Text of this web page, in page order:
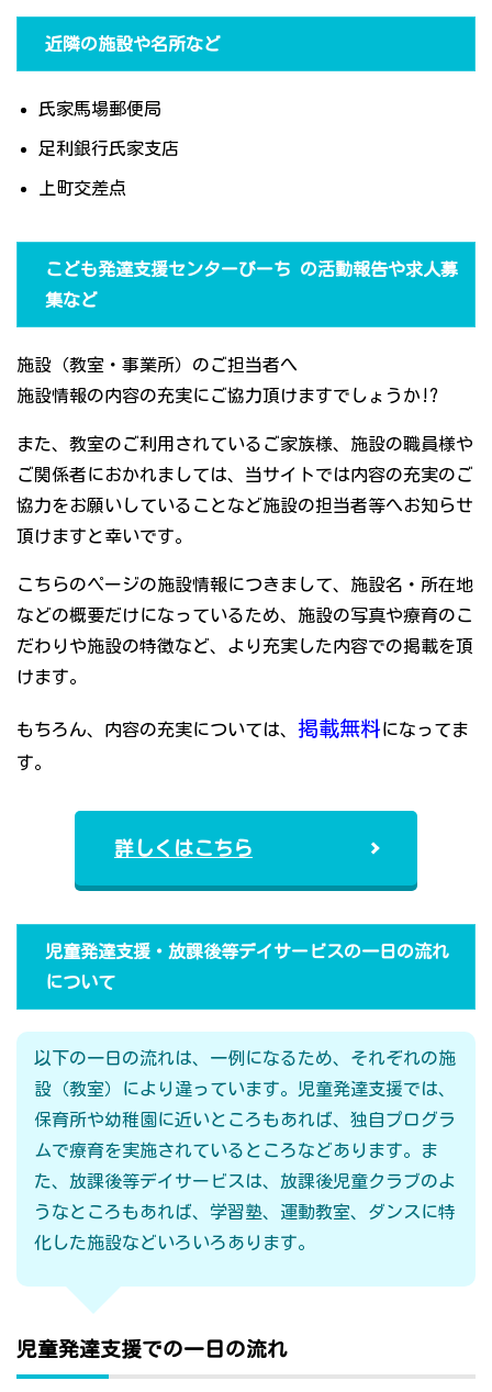
近隣の施設や名所など
氏家馬場郵便局
足利銀行氏家支店
上町交差点
こども発達支援センターぴーち の活動報告や求人募
集など
施設（教室・事業所）のご担当者へ
施設情報の内容の充実にご協力頂けますでしょうか!?
また、教室のご利用されているご家族様、施設の職員様や
ご関係者におかれましては、当サイトでは内容の充実のご
協力をお願いしていることなど施設の担当者等へお知らせ
頂けますと幸いです。
こちらのページの施設情報につきまして、施設名・所在地
などの概要だけになっているため、施設の写真や療育のこ
だわりや施設の特徴など、より充実した内容での掲載を頂
けます。
もちろん、内容の充実については、 掲載無料になってま
す。
詳しくはこちら
児童発達支援・放課後等デイサービスの一日の流れ
について
以下の一日の流れは、一例になるため、それぞれの施
設（教室）により違っています。児童発達支援では、
保育所や幼稚園に近いところもあれば、独自プログラ
ムで療育を実施されているところなどあります。ま
た、放課後等デイサービスは、放課後児童クラブのよ
うなところもあれば、学習塾、運動教室、ダンスに特
化した施設などいろいろあります。
児童発達支援での一日の流れ